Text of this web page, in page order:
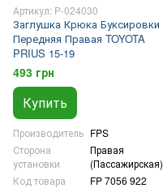
Артикул: P-024030
Заглушка Крюка Буксировки
Передняя Правая TOYOTA
PRIUS 15-19
493 грн
Купить
Производитель FPS
Сторона
установки
Правая
(Пассажирская)
Код товара
FP 7056 922